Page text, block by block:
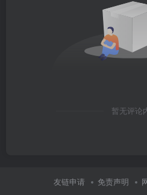
暂无评论
友链申请 免责声明